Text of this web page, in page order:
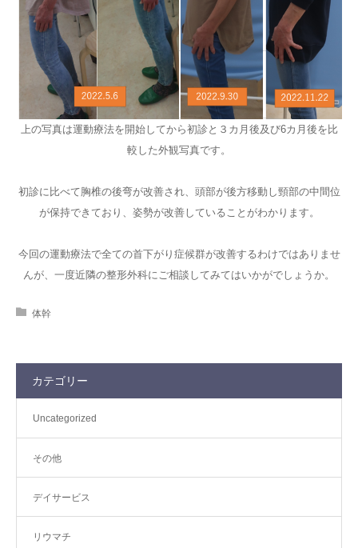
上の写真は運動療法を開始してから初診と３カ月後及び6カ月後を比
較した外観写真です。
初診に比べて胸椎の後弯が改善され、頭部が後方移動し頸部の中間位
が保持できており、姿勢が改善していることがわかります。
今回の運動療法で全ての首下がり症候群が改善するわけではありませ
んが、一度近隣の整形外科にご相談してみてはいかがでしょうか。
体幹
カテゴリー
Uncategorized
その他
デイサービス
リウマチ